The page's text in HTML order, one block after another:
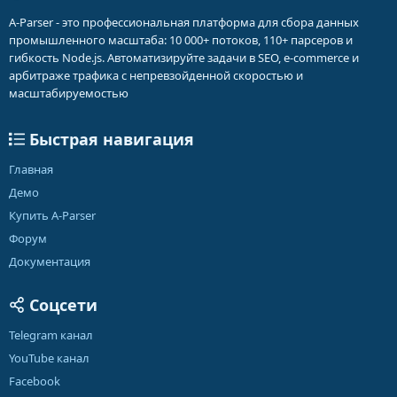
A-Parser - это профессиональная платформа для сбора данных
промышленного масштаба: 10 000+ потоков, 110+ парсеров и
гибкость Node.js. Автоматизируйте задачи в SEO, e-commerce и
арбитраже трафика с непревзойденной скоростью и
масштабируемостью
Быстрая навигация
Главная
Демо
Купить A-Parser
Форум
Документация
Соцсети
Telegram канал
YouTube канал
Facebook